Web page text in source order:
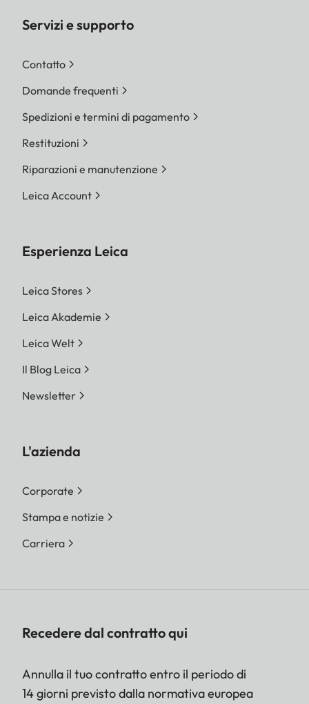
Servizi e supporto
Contatto
Domande frequenti
Spedizioni e termini di pagamento
Restituzioni
Riparazioni e manutenzione
Leica Account
Esperienza Leica
Leica Stores
Leica Akademie
Leica Welt
Il Blog Leica
Newsletter
L'azienda
Corporate
Stampa e notizie
Carriera
Recedere dal contratto qui
Annulla il tuo contratto entro il periodo di
14 giorni previsto dalla normativa europea